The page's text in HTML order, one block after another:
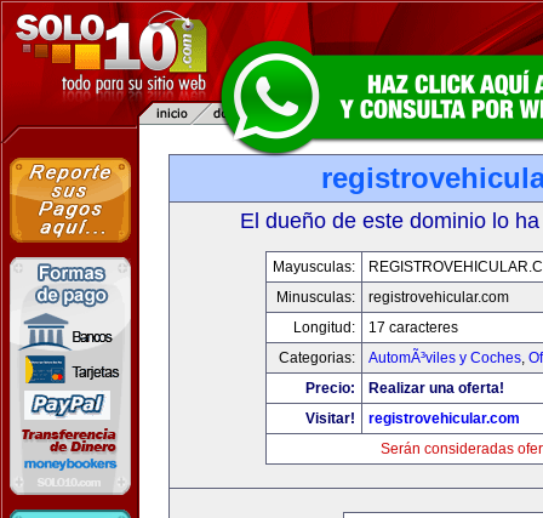
El dueño de este dominio lo
Mayusculas:
Minusculas:
registrovehicular.com
Longitud:
17 caracteres
Categorias:
AutomÃ³viles y Coches,
Precio:
Realizar una oferta!
Visitar!
registrovehicular.com
Serán consideradas